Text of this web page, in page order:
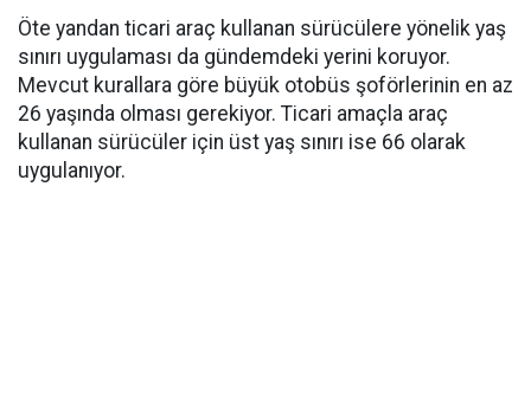
Öte yandan ticari araç kullanan sürücülere yönelik yaş
sınırı uygulaması da gündemdeki yerini koruyor.
Mevcut kurallara göre büyük otobüs şoförlerinin en az
26 yaşında olması gerekiyor. Ticari amaçla araç
kullanan sürücüler için üst yaş sınırı ise 66 olarak
uygulanıyor.